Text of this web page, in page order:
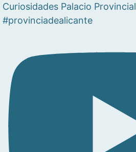
Curiosidades Palacio Provincial
#provinciadealicante